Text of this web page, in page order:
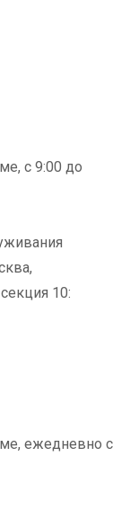
с 9:00 до
10:
ежедневно с